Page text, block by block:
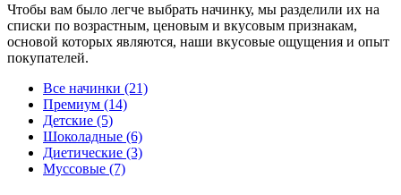
Чтобы вам было легче выбрать начинку, мы разделили их на
списки по возрастным, ценовым и вкусовым признакам,
основой которых являются, наши вкусовые ощущения и опыт
покупателей.
Все начинки (21)
Премиум (14)
Детские (5)
Шоколадные (6)
Диетические (3)
Муссовые (7)